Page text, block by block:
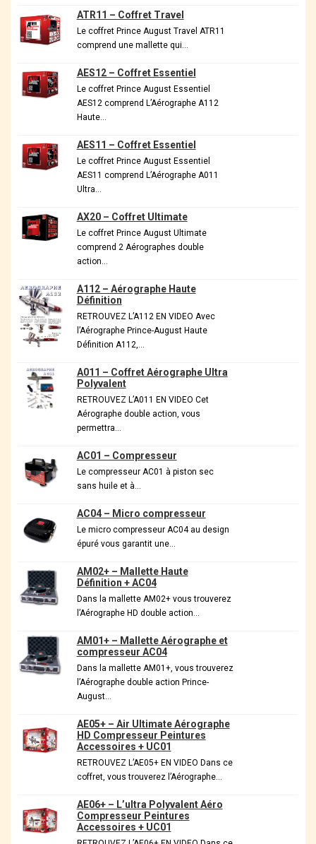
ATR11 – Coffret Travel
Le coffret Prince August Travel ATR11
comprend une mallette qui…
AES12 – Coffret Essentiel
Le coffret Prince August Essentiel
AES12 comprend L’Aérographe A112
Haute…
AES11 – Coffret Essentiel
Le coffret Prince August Essentiel
AES11 comprend L’Aérographe A011
Ultra…
AX20 – Coffret Ultimate
Le coffret Prince August Ultimate
comprend 2 Aérographes double
action…
A112 – Aérographe Haute
Définition
RETROUVEZ L’A112 EN VIDEO Avec
l’Aérographe Prince-August Haute
Définition A112,…
A011 – Coffret Aérographe Ultra
Polyvalent
RETROUVEZ L’A011 EN VIDEO Cet
Aérographe double action, vous
permettra…
AC01 – Compresseur
Le compresseur AC01 à piston sec
sans huile et à…
AC04 – Micro compresseur
Le micro compresseur AC04 au design
épuré vous garantit une…
AM02+ – Mallette Haute
Définition + AC04
Dans la mallette AM02+ vous trouverez
l’Aérographe HD double action…
AM01+ – Mallette Aérographe et
compresseur AC04
Dans la mallette AM01+, vous trouverez
l’Aérographe double action Prince-
August…
AE05+ – Air Ultimate Aérographe
HD Compresseur Peintures
Accessoires + UC01
RETROUVEZ L’AE05+ EN VIDEO Dans ce
coffret, vous trouverez l’Aérographe…
AE06+ – L’ultra Polyvalent Aéro
Compresseur Peintures
Accessoires + UC01